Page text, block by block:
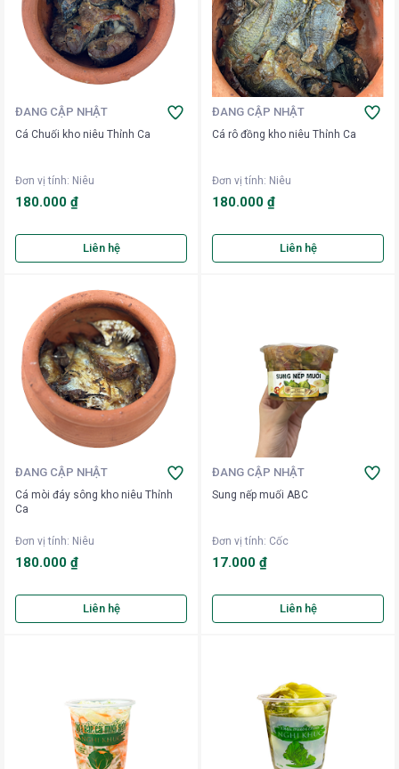
ĐANG CẬP NHẬT
Cá Chuối kho niêu Thỉnh Ca
Đơn vị tính: Niêu
180.000 ₫
Liên hệ
ĐANG CẬP NHẬT
Cá rô đồng kho niêu Thỉnh Ca
Đơn vị tính: Niêu
180.000 ₫
Liên hệ
ĐANG CẬP NHẬT
Cá mòi đáy sông kho niêu Thỉnh
Ca
Đơn vị tính: Niêu
180.000 ₫
Liên hệ
ĐANG CẬP NHẬT
Sung nếp muối ABC
Đơn vị tính: Cốc
17.000 ₫
Liên hệ